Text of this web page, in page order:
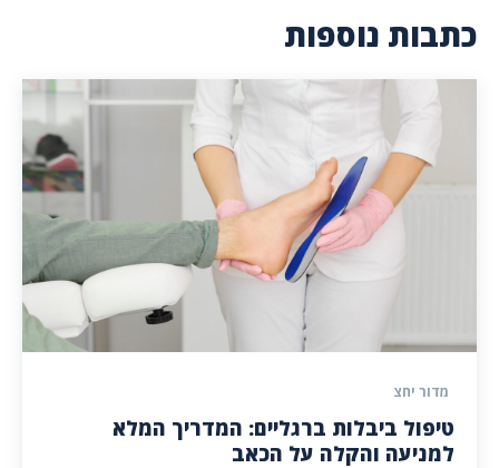
כתבות נוספות
מדור יחצ
טיפול ביבלות ברגליים: המדריך המלא
למניעה והקלה על הכאב